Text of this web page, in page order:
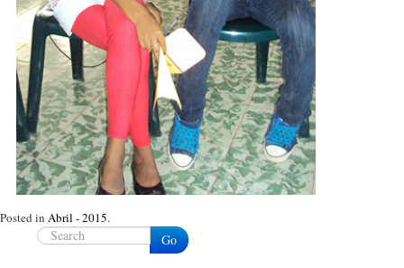
Posted in Abril - 2015.
Go